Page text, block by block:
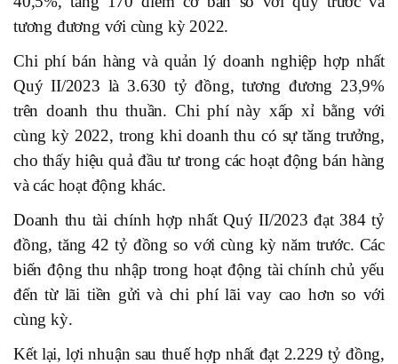
tương đương với cùng kỳ 2022.
Chi phí bán hàng và quản lý doanh nghiệp hợp nhất
Quý II/2023 là 3.630 tỷ đồng, tương đương 23,9%
trên doanh thu thuần. Chi phí này xấp xỉ bằng với
cùng kỳ 2022, trong khi doanh thu có sự tăng trưởng,
cho thấy hiệu quả đầu tư trong các hoạt động bán hàng
và các hoạt động khác.
Doanh thu tài chính hợp nhất Quý II/2023 đạt 384 tỷ
đồng, tăng 42 tỷ đồng so với cùng kỳ năm trước. Các
biến động thu nhập trong hoạt động tài chính chủ yếu
đến từ lãi tiền gửi và chi phí lãi vay cao hơn so với
cùng kỳ.
Kết lại, lợi nhuận sau thuế hợp nhất đạt 2.229 tỷ đồng,